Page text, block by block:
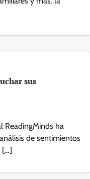
sus
ReadingMinds ha
de sentimientos
[…]